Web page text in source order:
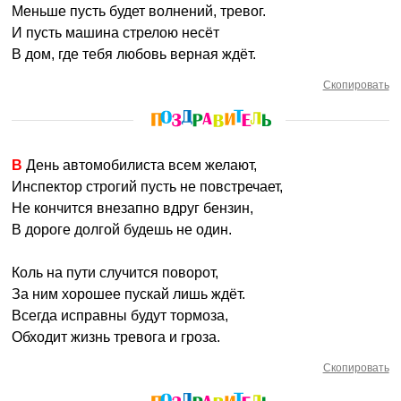
Меньше пусть будет волнений, тревог.
И пусть машина стрелою несёт
В дом, где тебя любовь верная ждёт.
Скопировать
В День автомобилиста всем желают,
Инспектор строгий пусть не повстречает,
Не кончится внезапно вдруг бензин,
В дороге долгой будешь не один.
Коль на пути случится поворот,
За ним хорошее пускай лишь ждёт.
Всегда исправны будут тормоза,
Обходит жизнь тревога и гроза.
Скопировать